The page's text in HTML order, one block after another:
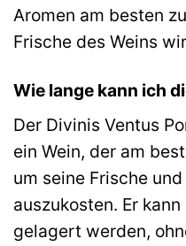
Aromen am besten
Frische des Weins
Wie lange kann ich
Der Divinis Ventus
ein Wein, der am
um seine Frische
auszukosten. Er
gelagert werden,